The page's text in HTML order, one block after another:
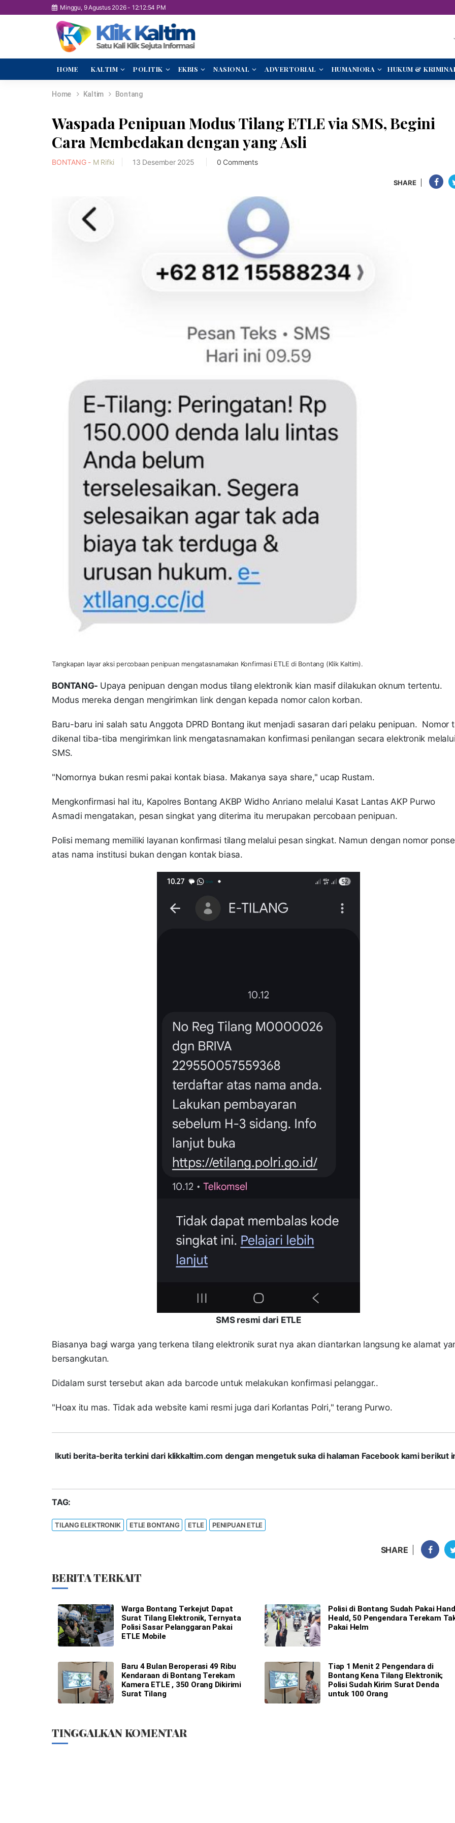
Minggu, 9 Agustus 2026- 12:12:55 PM
HOME KALTIM POLITIK EKBIS NASIONAL ADVERTORIAL HUMANIORA HUKUM &
Home Kaltim Bontang
Waspada Penipuan Modus Tilang ETLE via SMS, Begini
Cara Membedakan dengan yang Asli
BONTANG - M Rifki 13 Desember 2025 0 Comments
SHARE
Tangkapan layar aksi percobaan penipuan mengatasnamakan Konfirmasi ETLE di Bontang (Klik Kaltim).
BONTANG- Upaya penipuan dengan modus tilang elektronik kian masif dilakukan oknum tertentu.
Modus mereka dengan mengirimkan link dengan kepada nomor calon korban.
Baru-baru ini salah satu Anggota DPRD Bontang ikut menjadi sasaran dari pelaku penipuan. Nomor
dikenal tiba-tiba mengirimkan link mengatasnamakan konfirmasi penilangan secara elektronik
SMS.
"Nomornya bukan resmi pakai kontak biasa. Makanya saya share," ucap Rustam.
Mengkonfirmasi hal itu, Kapolres Bontang AKBP Widho Anriano melalui Kasat Lantas AKP Purwo
Asmadi mengatakan, pesan singkat yang diterima itu merupakan percobaan penipuan.
Polisi memang memiliki layanan konfirmasi tilang melalui pesan singkat. Namun dengan nomor
atas nama institusi bukan dengan kontak biasa.
SMS resmi dari ETLE
Biasanya bagi warga yang terkena tilang elektronik surat nya akan diantarkan langsung ke alamat
bersangkutan.
Didalam surst tersebut akan ada barcode untuk melakukan konfirmasi pelanggar..
"Hoax itu mas. Tidak ada website kami resmi juga dari Korlantas Polri," terang Purwo.
Ikuti berita-berita terkini dari klikkaltim.com dengan mengetuk suka di halaman Facebook kami berikut
TAG:
TILANG ELEKTRONIK ETLE BONTANG ETLE PENIPUAN ETLE
SHARE
BERITA TERKAIT
Warga Bontang Terkejut Dapat
Surat Tilang Elektronik, Ternyata
Polisi Sasar Pelanggaran Pakai
ETLE Mobile
Polisi di Bontang Sudah Pakai Hand
Heald, 50 Pengendara Terekam
Pakai Helm
Baru 4 Bulan Beroperasi 49 Ribu
Kendaraan di Bontang Terekam
Kamera ETLE , 350 Orang Dikirimi
Surat Tilang
Tiap 1 Menit 2 Pengendara di
Bontang Kena Tilang Elektronik;
Polisi Sudah Kirim Surat Denda
untuk 100 Orang
TINGGALKAN KOMENTAR